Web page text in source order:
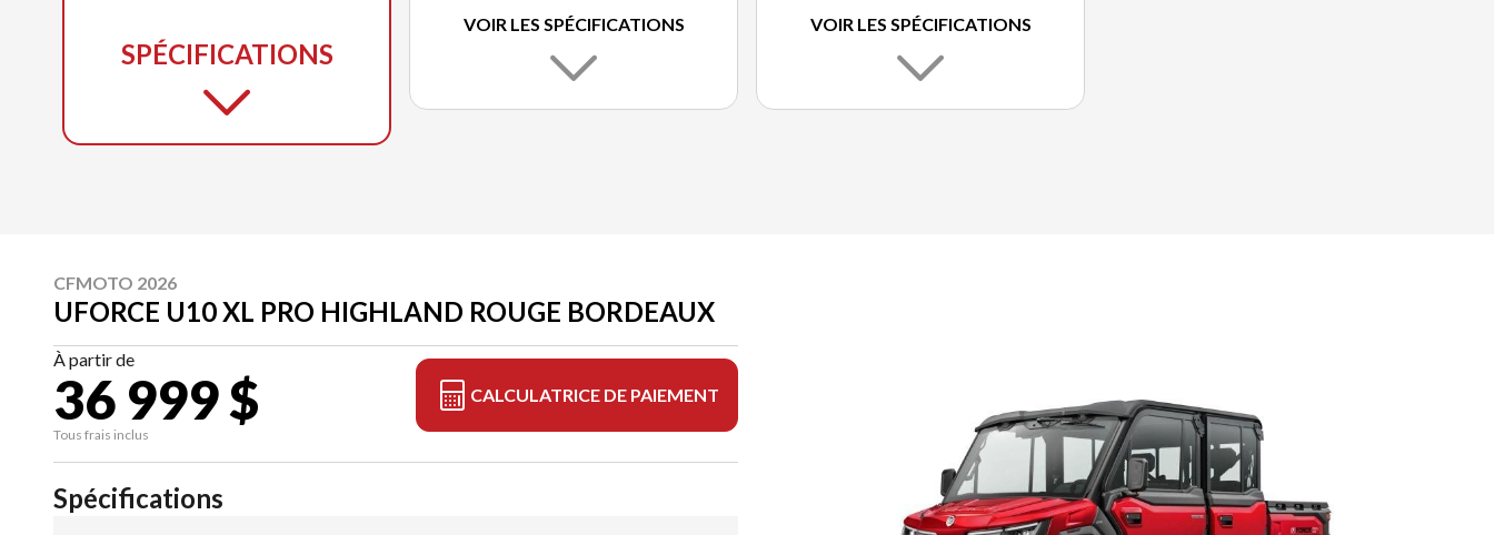
SPÉCIFICATIONS
VOIR LES SPÉCIFICATIONS VOIR LES SPÉCIFICATIONS
CFMOTO 2026
UFORCE U10 XL PRO HIGHLAND ROUGE BORDEAUX
À partir de
36 999 $
Tous frais inclus
CALCULATRICE DE PAIEMENT
Spécifications